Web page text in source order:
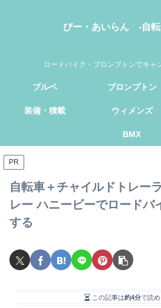
びー・あいらん -自転
ロードバイク・ブロンプトンでキャ
ブルベ ブロンプトン
装備・積載 ウィメンズ
BMX
PR
自転車＋チャイルドトレー
レー ハニービーでロードバ
する
この記事は約4分で読め